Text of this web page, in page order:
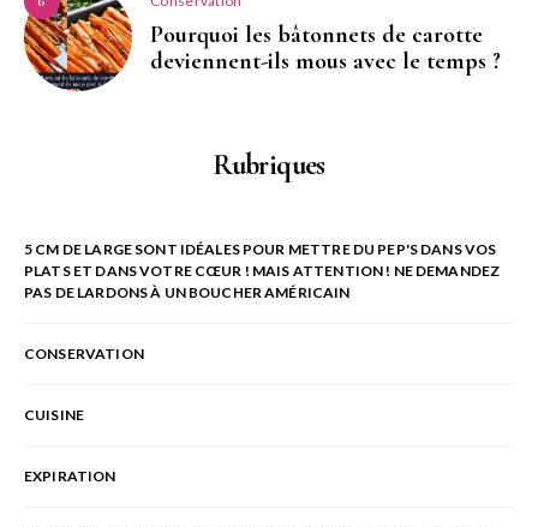
Pourquoi les bâtonnets de carotte
deviennent-ils mous avec le temps ?
Rubriques
5 CM DE LARGE SONT IDÉALES POUR METTRE DU PEP'S DANS VOS
PLATS ET DANS VOTRE CŒUR ! MAIS ATTENTION ! NE DEMANDEZ
PAS DE LARDONS À UN BOUCHER AMÉRICAIN
CONSERVATION
CUISINE
EXPIRATION